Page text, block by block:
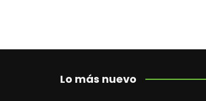
Lo más nuevo